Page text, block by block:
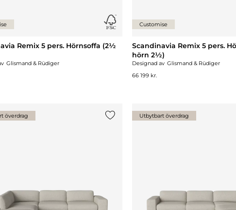
Remix 5 pers. Hörnsoffa (2½
Glismand & Rüdiger
Customise
Scandinavia Remix 5 pers.
hörn 2½)
Designad av Glismand & Rüdiger
66 199 kr.
överdrag Utbytbart överdrag